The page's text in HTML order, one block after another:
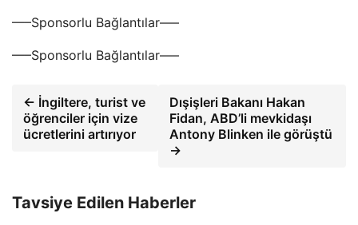
—–Sponsorlu Bağlantılar—–
—–Sponsorlu Bağlantılar—–
← İngiltere, turist ve
öğrenciler için vize
ücretlerini artırıyor
Dışişleri Bakanı Hakan
Fidan, ABD’li mevkidaşı
Antony Blinken ile görüştü
→
Tavsiye Edilen Haberler